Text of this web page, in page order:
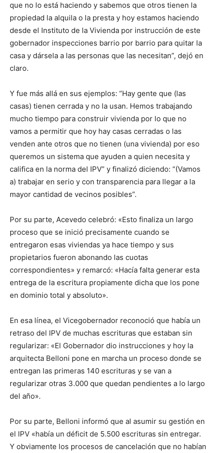
que no lo está haciendo y sabemos que otros tienen la
propiedad la alquila o la presta y hoy estamos haciendo
desde el Instituto de la Vivienda por instrucción de este
gobernador inspecciones barrio por barrio para quitar la
casa y dársela a las personas que las necesitan”, dejó en
claro.
Y fue más allá en sus ejemplos: “Hay gente que (las
casas) tienen cerrada y no la usan. Hemos trabajando
mucho tiempo para construir vivienda por lo que no
vamos a permitir que hoy hay casas cerradas o las
venden ante otros que no tienen (una vivienda) por eso
queremos un sistema que ayuden a quien necesita y
califica en la norma del IPV” y finalizó diciendo: “(Vamos
a) trabajar en serio y con transparencia para llegar a la
mayor cantidad de vecinos posibles”.
Por su parte, Acevedo celebró: «Esto finaliza un largo
proceso que se inició precisamente cuando se
entregaron esas viviendas ya hace tiempo y sus
propietarios fueron abonando las cuotas
correspondientes» y remarcó: «Hacía falta generar esta
entrega de la escritura propiamente dicha que los pone
en dominio total y absoluto».
En esa línea, el Vicegobernador reconoció que había un
retraso del IPV de muchas escrituras que estaban sin
regularizar: «El Gobernador dio instrucciones y hoy la
arquitecta Belloni pone en marcha un proceso donde se
entregan las primeras 140 escrituras y se van a
regularizar otras 3.000 que quedan pendientes a lo largo
del año».
Por su parte, Belloni informó que al asumir su gestión en
el IPV «había un déficit de 5.500 escrituras sin entregar.
Y obviamente los procesos de cancelación que no habían